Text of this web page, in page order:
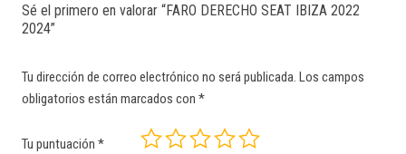
Sé el primero en valorar “FARO DERECHO SEAT IBIZA 2022
2024”
Tu dirección de correo electrónico no será publicada. Los campos
obligatorios están marcados con *
Tu puntuación *